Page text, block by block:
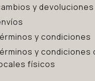
y devoluciones
y condiciones
y condiciones
físicos